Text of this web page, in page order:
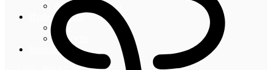
Акции и скидки
Информация
Блог
Новости
Контакты